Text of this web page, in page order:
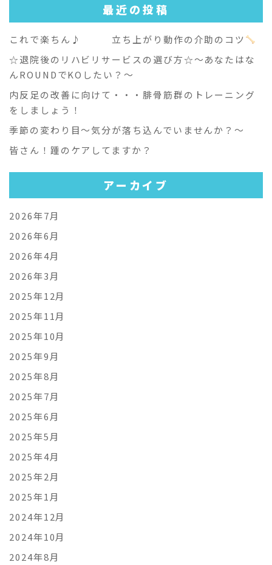
最近の投稿
これで楽ちん♪ 立ち上がり動作の介助のコツ
☆退院後のリハビリサービスの選び方☆～あなたはな
んROUNDでKOしたい？～
内反足の改善に向けて・・・腓骨筋群のトレーニング
をしましょう！
季節の変わり目～気分が落ち込んでいませんか？～
皆さん！踵のケアしてますか？
アーカイブ
2026年7月
2026年6月
2026年4月
2026年3月
2025年12月
2025年11月
2025年10月
2025年9月
2025年8月
2025年7月
2025年6月
2025年5月
2025年4月
2025年2月
2025年1月
2024年12月
2024年10月
2024年8月